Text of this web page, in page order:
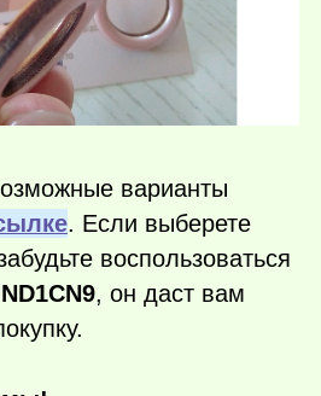
варианты
. Если выберете
воспользоваться
, он даст вам